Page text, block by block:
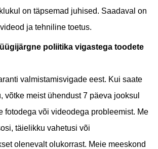
on täpsemad juhised. Saadaval on
ja tehniline toetus.
poliitika vigastega toodete
valmistamisvigade eest. Kui saate
võtke meist ühendust 7 päeva jooksul
fotodega või videodega probleemist. Me
täielikku vahetusi või
olenevalt olukorrast. Meie meeskond